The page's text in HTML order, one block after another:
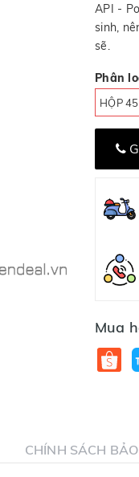
API -
sinh,
sẽ.
Phân
HỘP
Mua
CHÍNH SÁCH